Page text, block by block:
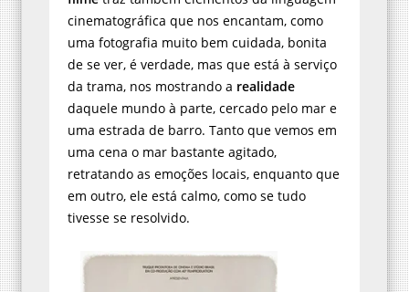
cinematográfica que nos encantam, como
uma fotografia muito bem cuidada, bonita
de se ver, é verdade, mas que está à serviço
da trama, nos mostrando a realidade
daquele mundo à parte, cercado pelo mar e
uma estrada de barro. Tanto que vemos em
uma cena o mar bastante agitado,
retratando as emoções locais, enquanto que
em outro, ele está calmo, como se tudo
tivesse se resolvido.